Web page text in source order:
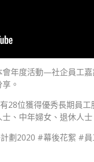
年度活動—社企員工
。
28位獲得優秀長期員
、中年婦女、退休人
劃2020 #幕後花絮 #